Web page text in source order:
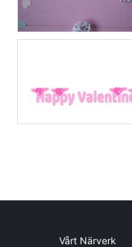
Vårt Närverk